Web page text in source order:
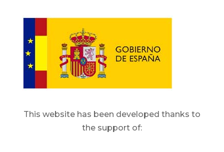
This website has been developed thanks to
the support of: